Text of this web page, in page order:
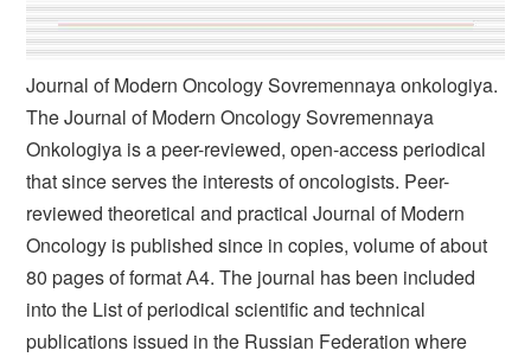
Journal of Modern Oncology Sovremennaya onkologiya.
The Journal of Modern Oncology Sovremennaya
Onkologiya is a peer-reviewed, open-access periodical
that since serves the interests of oncologists. Peer-
reviewed theoretical and practical Journal of Modern
Oncology is published since in copies, volume of about
80 pages of format А4. The journal has been included
into the List of periodical scientific and technical
publications issued in the Russian Federation where